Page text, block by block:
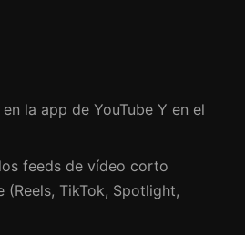
la app de YouTube Y en el
feeds de vídeo corto
(Reels, TikTok, Spotlight,